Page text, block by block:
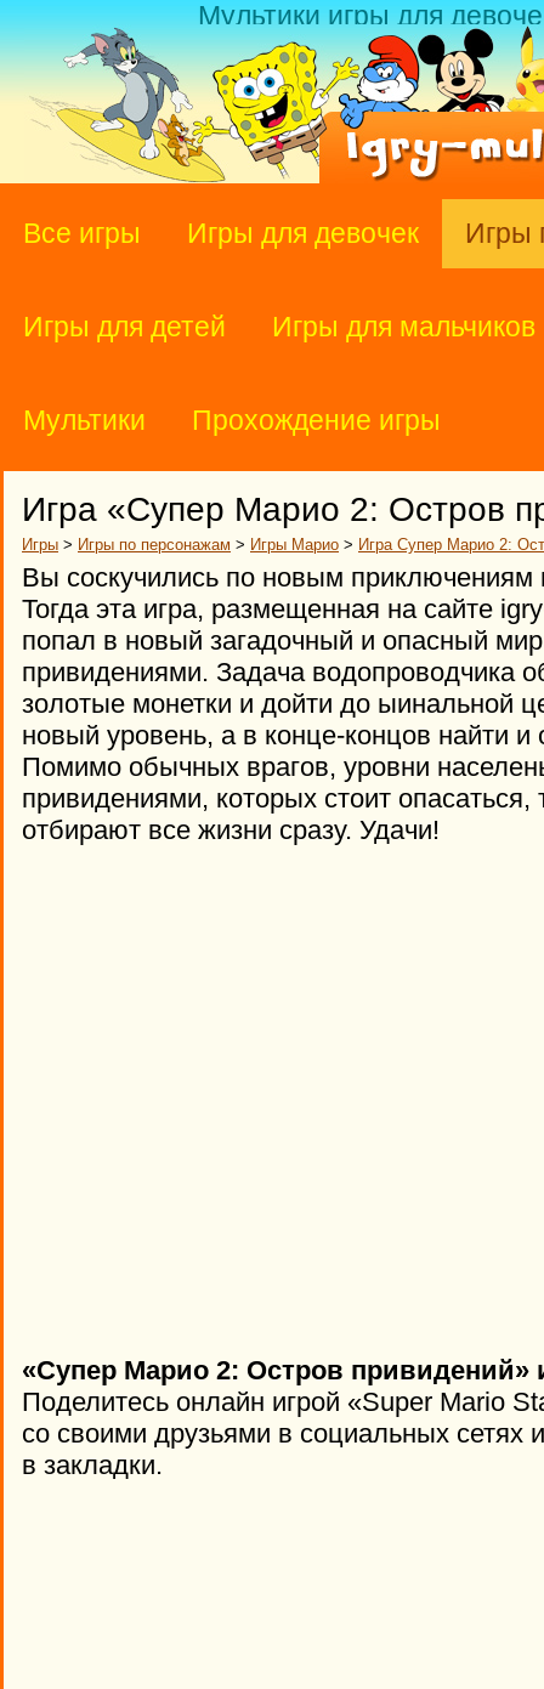
Мультики игры для
Все игры Игры для девочек Игры
Игры для детей Игры для мальчиков
Мультики Прохождение игры
Игра «Супер Марио 2: Остров
Игры > Игры по персонажам > Игры Марио > Игра Супер Марио 2:
Вы соскучились по новым приключениям
Тогда эта игра, размещенная на сайте
попал в новый загадочный и опасный
привидениями. Задача водопроводчика
золотые монетки и дойти до ыинальной
новый уровень, а в конце-концов найти и
Помимо обычных врагов, уровни
привидениями, которых стоит опасаться,
отбирают все жизни сразу. Удачи!
«Супер Марио 2: Остров привидений»
Поделитесь онлайн игрой «Super Mario
со своими друзьями в социальных сетях
в закладки.